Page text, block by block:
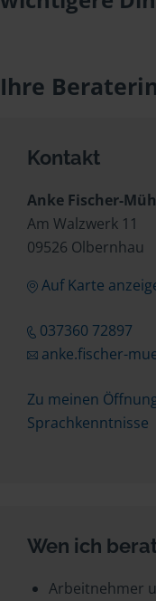
Ihre
Kontakt
Anke Fischer-
Am Walzwerk 11
09526 Olbernhau
Auf Karte
037360 72897
anke.fischer-
Zu meinen
Sprachkenntnisse
Wen ich
Arbeitnehmer